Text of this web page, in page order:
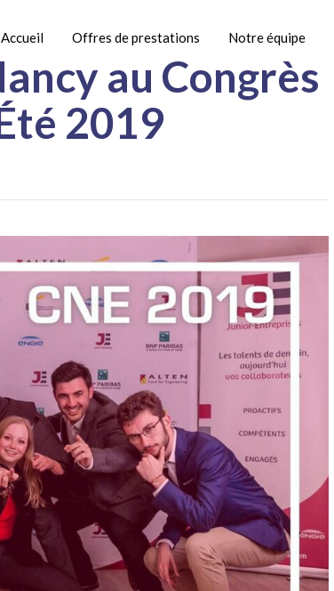
Accueil Offres de prestations Notre équipe
au Congrès
2019